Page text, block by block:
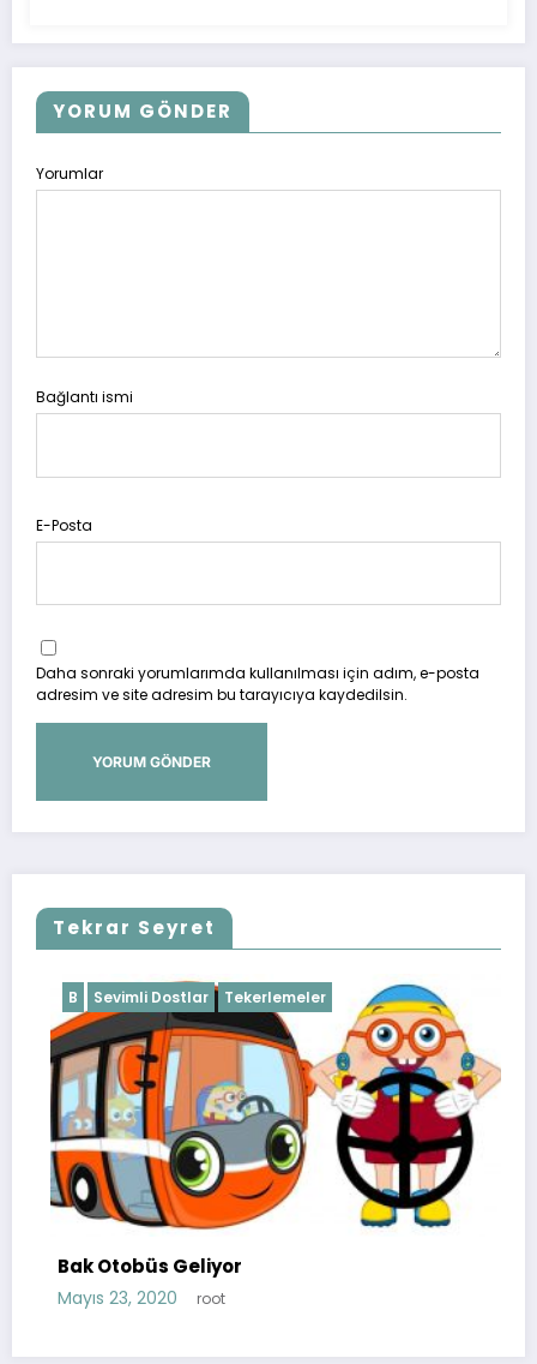
YORUM GÖNDER
Yorumlar
Bağlantı ismi
E-Posta
Daha sonraki yorumlarımda kullanılması için adım, e-posta
adresim ve site adresim bu tarayıcıya kaydedilsin.
Tekrar Seyret
Dostlar Tekerlemeler
Geliyor
23, 2020 root